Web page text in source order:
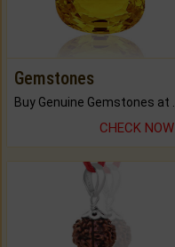
Gemstones
CHECK NOW